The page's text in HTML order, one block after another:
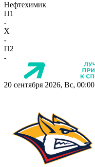
Нефтехимик
П1
-
X
-
П2
-
20 сентября 2026, Вс, 00:00